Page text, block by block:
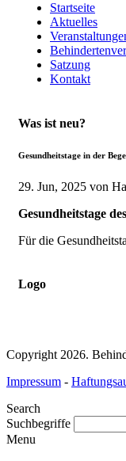
Startseite
Aktuelles
Satzung
Kontakt
Was ist neu?
Gesundheitstage in der
29. Jun, 2025 von
Gesundheitstage
Für die
Logo
Copyright 2026.
Impressum -
Search
Suchbegriffe
Menu